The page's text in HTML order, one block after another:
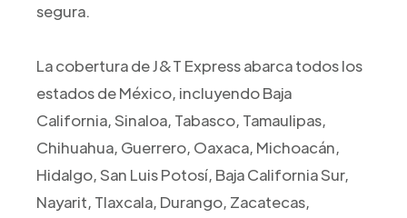
segura.
La cobertura de J&T Express abarca todos los
estados de México, incluyendo Baja
California, Sinaloa, Tabasco, Tamaulipas,
Chihuahua, Guerrero, Oaxaca, Michoacán,
Hidalgo, San Luis Potosí, Baja California Sur,
Nayarit, Tlaxcala, Durango, Zacatecas,